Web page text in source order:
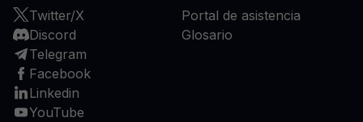
Twitter/X
Discord
Telegram
Facebook
Linkedin
YouTube
Portal de asistencia
Glosario